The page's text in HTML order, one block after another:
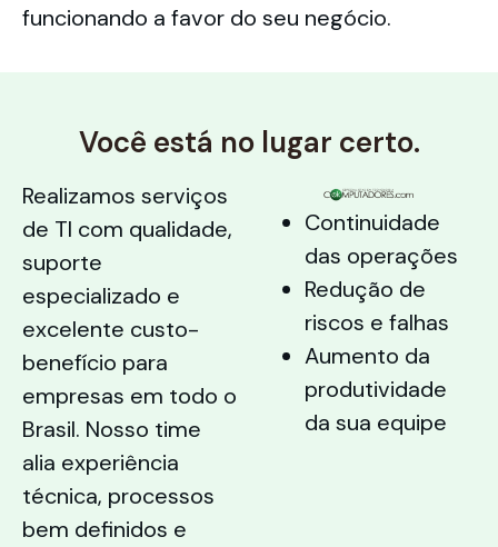
funcionando a favor do seu negócio.
Você está no lugar certo.
Realizamos serviços
de TI com qualidade,
suporte
especializado e
excelente custo-
benefício para
empresas em todo o
Brasil. Nosso time
alia experiência
técnica, processos
bem definidos e
Continuidade
das operações
Redução de
riscos e falhas
Aumento da
produtividade
da sua equipe